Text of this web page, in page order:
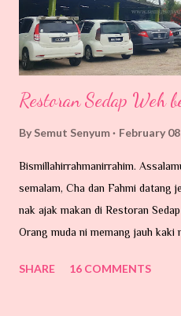
Restoran Sedap Weh
By Semut Senyum February
Bismillahirrahmanirrahim.
semalam, Cha dan Fahmi datang
nak ajak makan di Restoran
Orang muda ni memang jauh kaki
di sini kalau ke Universiti
SHARE 16 COMMENTS